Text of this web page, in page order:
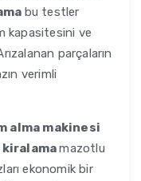
bu testler
kapasitesini ve
parçaların
verimli
alma makinesi
kiralamamazotlu
ekonomik bir